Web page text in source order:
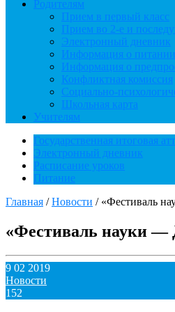
Родителям
Прием в первый класс
Прием во 2-е и
Электронный дневник
Информация о питании
Информация о
Конфликтная комиссия
Социально-
Школьная карта
Учителям
Государственная итоговая
Электронный дневник
Расписание уроков
Питание
Главная /Новости / «Фестиваль
«Фестиваль науки —
9 02 2019
Новости
152